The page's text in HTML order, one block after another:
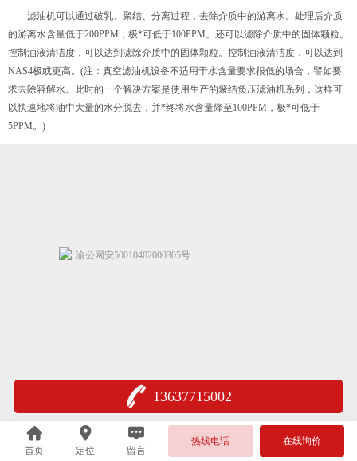
滤油机可以通过破乳、聚结、分离过程，去除介质中的游离水。处理后介质
的游离水含量低于200PPM，极*可低于100PPM。还可以滤除介质中的固体颗粒。
控制油液清洁度，可以达到滤除介质中的固体颗粒。控制油液清洁度，可以达到
NAS4极或更高。(注：真空滤油机设备不适用于水含量要求很低的场合，譬如要
求去除容解水。此时的一个解决方案是使用生产的聚结负压滤油机系列，这样可
以快速地将油中大量的水分脱去，并*终将水含量降至100PPM，极*可低于
5PPM。)
13637715002
首页 定位 留言
热线电话 在线询价
渝公网安50010402000305号